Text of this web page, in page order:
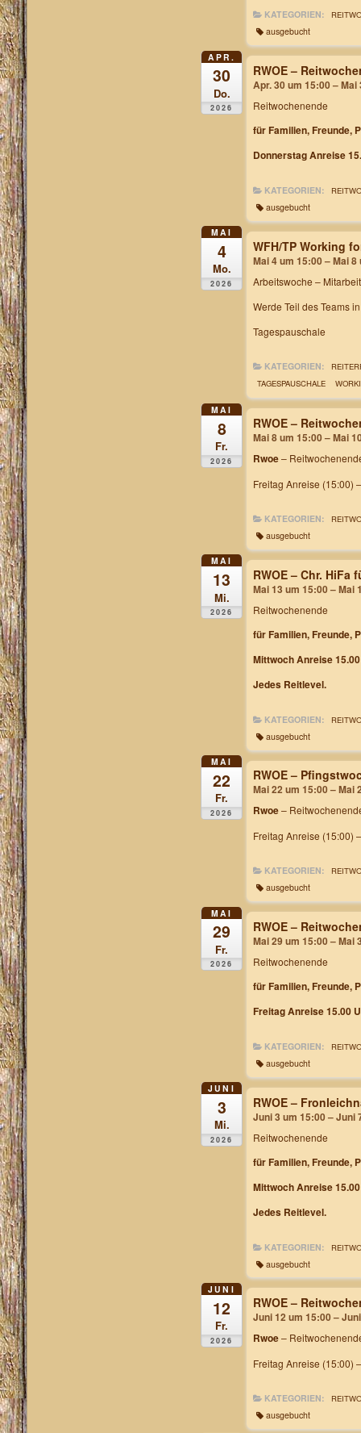
KATEGORIEN:
ausgebucht
APR.
30
Do.
2026
RWOE –
Apr. 30 um 15:00 – Mai
Reitwochenende
für Familien, Freunde,
Donnerstag Anreise
KATEGORIEN:
ausgebucht
MAI
4
Mo.
2026
WFH/TP Working
Mai 4 um 15:00 – Mai 8
Arbeitswoche –
Werde Teil des Teams
Tagespauschale
KATEGORIEN:
TAGESPAUSCHALE
MAI
8
Fr.
2026
RWOE –
Mai 8 um 15:00 – Mai
Rwoe–
Freitag Anreise (15:00)
KATEGORIEN:
ausgebucht
MAI
13
Mi.
2026
RWOE – Chr. HiFa
Mai 13 um 15:00 – Mai
Reitwochenende
für Familien, Freunde,
Mittwoch Anreise
Jedes Reitlevel.
KATEGORIEN:
ausgebucht
MAI
22
Fr.
2026
RWOE –
Mai 22 um 15:00 – Mai
Rwoe–
Freitag Anreise (15:00)
KATEGORIEN:
ausgebucht
MAI
29
Fr.
2026
RWOE –
Mai 29 um 15:00 – Mai
Reitwochenende
für Familien, Freunde,
Freitag Anreise 15.00
KATEGORIEN:
ausgebucht
JUNI
3
Mi.
2026
RWOE –
Juni 3 um 15:00 – Juni
Reitwochenende
für Familien, Freunde,
Mittwoch Anreise
Jedes Reitlevel.
KATEGORIEN:
ausgebucht
JUNI
12
Fr.
2026
RWOE –
Juni 12 um 15:00 –
Rwoe–
Freitag Anreise (15:00)
KATEGORIEN:
ausgebucht